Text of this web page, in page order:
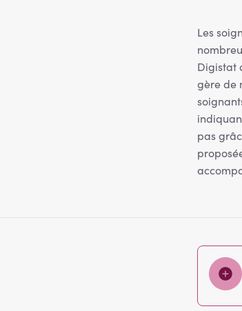
Les
Digistat
gère de
pas